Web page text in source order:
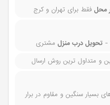
محل فقط برای تهران و کرج
-تحویل درب منزل مشتری
و متداول ترین روش ارسال
بسیار سنگین و مقاوم در برار